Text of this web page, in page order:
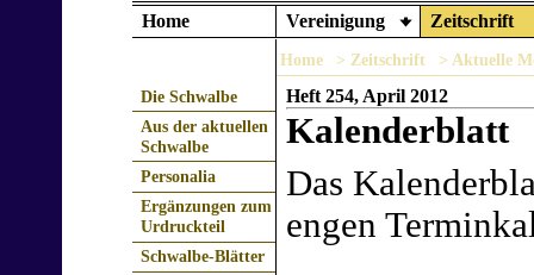
Home Vereinigung Zeitschrift
Die Schwalbe
Aus der aktuellen
Schwalbe
Personalia
Ergänzungen zum
Urdruckteil
Schwalbe-Blätter
Home > Zeitschrift > Aktuelle
Heft 254, April 2012
Kalenderblatt
Das
engen